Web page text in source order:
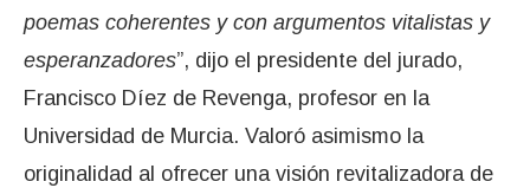
poemas coherentes y con argumentos vitalistas y
esperanzadores”, dijo el presidente del jurado,
Francisco Díez de Revenga, profesor en la
Universidad de Murcia. Valoró asimismo la
originalidad al ofrecer una visión revitalizadora de